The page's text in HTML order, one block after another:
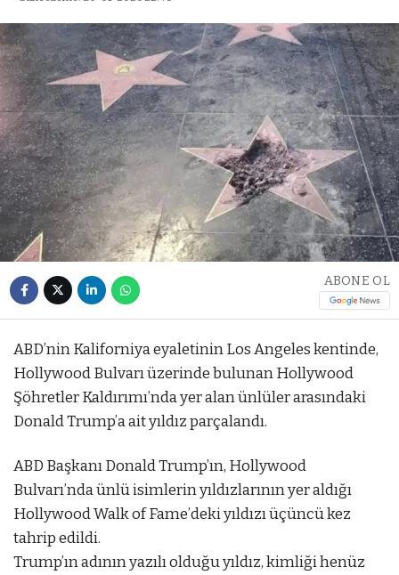
ABONE OL
ABD’nin Kaliforniya eyaletinin Los Angeles kentinde,
Hollywood Bulvarı üzerinde bulunan Hollywood
Şöhretler Kaldırımı’nda yer alan ünlüler arasındaki
Donald Trump’a ait yıldız parçalandı.
ABD Başkanı Donald Trump’ın, Hollywood
Bulvarı’nda ünlü isimlerin yıldızlarının yer aldığı
Hollywood Walk of Fame’deki yıldızı üçüncü kez
tahrip edildi.
Trump’ın adının yazılı olduğu yıldız, kimliği henüz